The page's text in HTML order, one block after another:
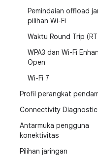
Pemindaian offload
pilihan Wi-Fi
Waktu Round Trip
WPA3 dan Wi-Fi
Open
Wi-Fi 7
Profil perangkat
Connectivity
Antarmuka pengguna
konektivitas
Pilihan jaringan